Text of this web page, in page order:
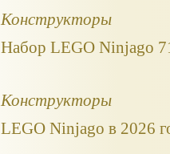
Конструкторы
Набор LEGO Ninjago
Конструкторы
LEGO Ninjago в 2026